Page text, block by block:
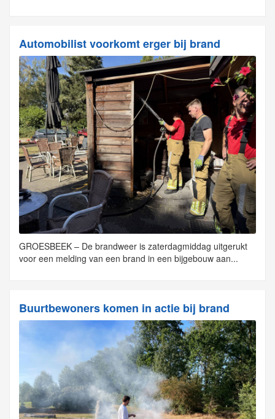
Automobilist voorkomt erger bij brand
GROESBEEK – De brandweer is zaterdagmiddag uitgerukt
voor een melding van een brand in een bijgebouw aan...
Buurtbewoners komen in actie bij brand